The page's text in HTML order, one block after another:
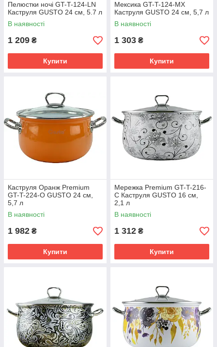
Пелюстки ночі GT-T-124-LN
Каструля GUSTO 24 см, 5.7 л
В наявності
1 209 ₴
Купити
Мексика GT-T-124-MX
Каструля GUSTO 24 см, 5,7 л
В наявності
1 303 ₴
Купити
Каструля Оранж Premium
GT-T-224-O GUSTO 24 см,
5,7 л
В наявності
1 982 ₴
Купити
Мережка Premium GT-T-216-
С Каструля GUSTO 16 см,
2,1 л
В наявності
1 312 ₴
Купити